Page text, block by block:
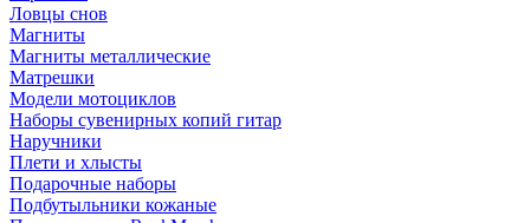
Ловцы снов
Магниты
Магниты металлические
Матрешки
Модели мотоциклов
Наборы сувенирных копий гитар
Наручники
Плети и хлысты
Подарочные наборы
Подбутыльники кожаные